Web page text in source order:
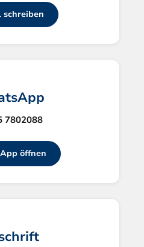
schreiben
7802088
öffnen